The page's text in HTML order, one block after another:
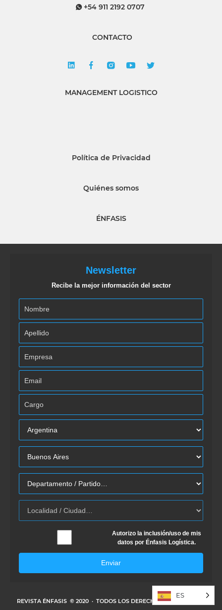
+54 911 2192 0707
CONTACTO
MANAGEMENT LOGISTICO
Política de Privacidad
Quiénes somos
ÉNFASIS
Newsletter
Recibe la mejor información del sector
Autorizo la inclusión/uso de mis
datos por Énfasis Logística.
Enviar
REVISTA ÉNFASIS © 2020 · TODOS LOS DERECHOS RESERVADOS
ES